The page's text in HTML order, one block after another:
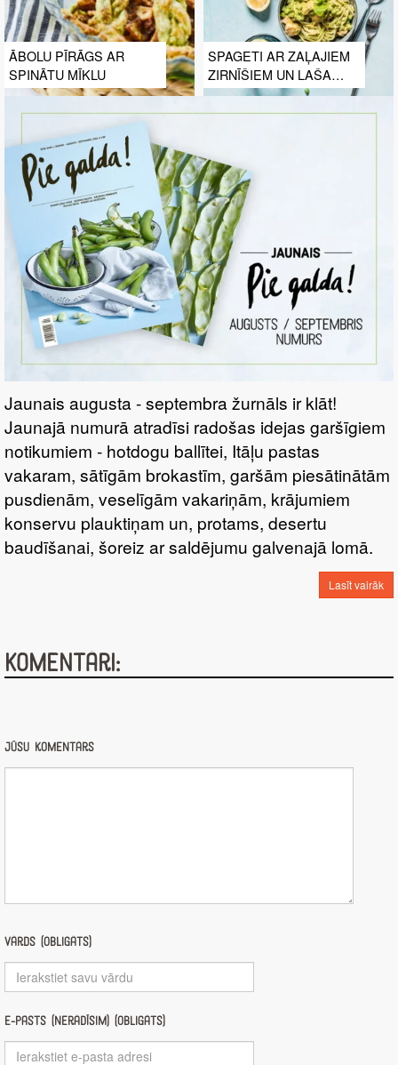
ĀBOLU PĪRĀGS AR
SPINĀTU MĪKLU
SPAGETI AR ZAĻAJIEM
ZIRNĪŠIEM UN LAŠA
FILEJU
Jaunais augusta - septembra žurnāls ir klāt!
Jaunajā numurā atradīsi radošas idejas garšīgiem
notikumiem - hotdogu ballītei, Itāļu pastas
vakaram, sātīgām brokastīm, garšām piesātinātām
pusdienām, veselīgām vakariņām, krājumiem
konservu plauktiņam un, protams, desertu
baudīšanai, šoreiz ar saldējumu galvenajā lomā.
Lasīt vairāk
Komentāri:
Jūsu komentārs
Vārds (obligāts)
E-pasts (nerādīsim) (obligāts)